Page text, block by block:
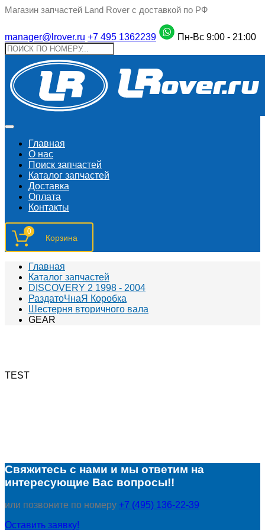
Магазин запчастей Land Rover с доставкой по РФ
manager@lrover.ru +7 495 1362239 Пн-Вс 9:00 - 21:00
Главная
О нас
Поиск запчастeй
Каталог запчастей
Доставка
Оплата
Контакты
0
Главная
Каталог запчастей
DISCOVERY 2 1998 - 2004
РаздатоЧнаЯ Коробка
Шестерня вторичного вала
GEAR
TEST
Свяжитесь с нами и мы ответим на
интересующие Вас вопросы!!
или позвоните по номеру +7 (495) 136-22-39
Оставить заявку!